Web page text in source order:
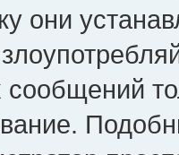
они